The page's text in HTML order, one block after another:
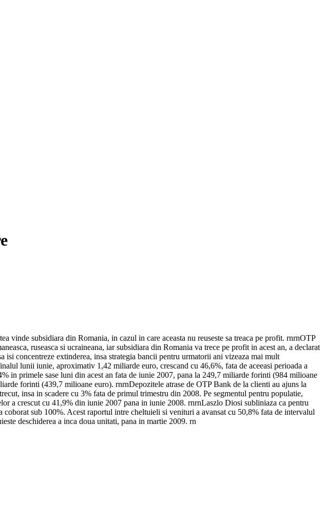
subsidiara din Romania, in cazul in care aceasta nu reuseste sa treaca pe profit. rnrnOTP
ruseasca si ucraineana, iar subsidiara din Romania va trece pe profit in acest an, a declarat
concentreze extinderea, insa strategia bancii pentru urmatorii ani vizeaza mai mult
lunii iunie, aproximativ 1,42 miliarde euro, crescand cu 46,6%, fata de aceeasi perioada a
in primele sase luni din acest an fata de iunie 2007, pana la 249,7 miliarde forinti (984 milioane
forinti (439,7 milioane euro). rnrnDepozitele atrase de OTP Bank de la clienti au ajuns la
insa in scadere cu 3% fata de primul trimestru din 2008. Pe segmentul pentru populatie,
a crescut cu 41,9% din iunie 2007 pana in iunie 2008. rnrnLaszlo Diosi subliniaza ca pentru
sub 100%. Acest raportul intre cheltuieli si venituri a avansat cu 50,8% fata de intervalul
deschiderea a inca doua unitati, pana in martie 2009. rn